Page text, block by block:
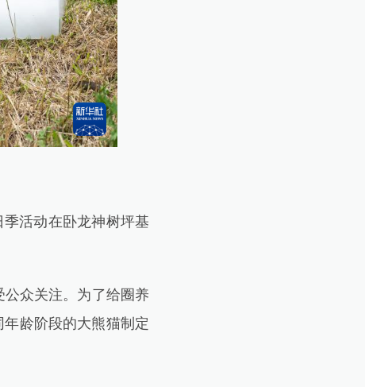
活动在卧龙神树坪基
众关注。为了给圈养
龄阶段的大熊猫制定